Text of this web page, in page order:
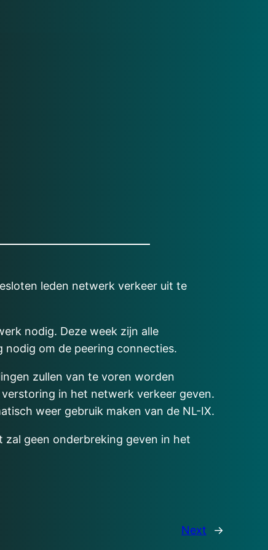
leden netwerk verkeer uit te
nodig. Deze week zijn alle
om de peering connecties.
zullen van te voren worden
in het netwerk verkeer geven.
weer gebruik maken van de NL-IX.
geen onderbreking geven in het
Next →